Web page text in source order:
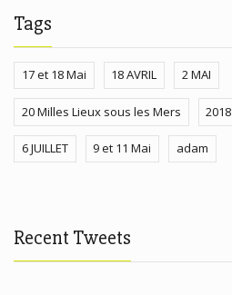
Tags
17 et 18 Mai 18 AVRIL 2 MAI
20 Milles Lieux sous les Mers 2018
6 JUILLET 9 et 11 Mai adam
Recent Tweets